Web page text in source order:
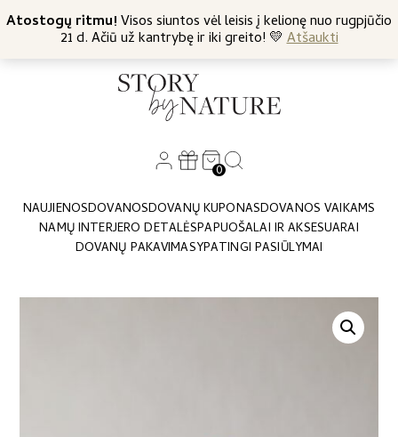
Atostogų ritmu!Visos siuntos vėl leisis į kelionę nuo rugpjūčio
21 d. Ačiū už kantrybę ir iki greito! 💛Atšaukti
Nemokamas siuntimas nuo 45 Eur +370 682 57369
0
NAUJIENOSDOVANOSDOVANŲ KUPONASDOVANOS VAIKAMS
NAMŲ INTERJERO DETALĖSPAPUOŠALAI IR AKSESUARAI
DOVANŲ PAKAVIMASYPATINGI PASIŪLYMAI